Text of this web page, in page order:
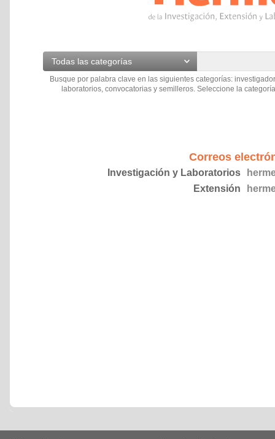
Todas las categorías
Busque por palabra clave en las siguientes categorías:
laboratorios, convocatorias y semilleros. Seleccione la
Correos
Investigación y Laboratorios
Extensión